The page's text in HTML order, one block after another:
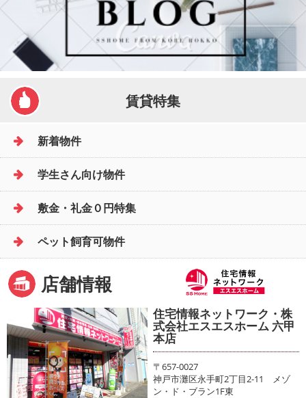
賃貸特集
新着物件
学生さん向け物件
敷金・礼金０円特集
ペット飼育可物件
店舗情報
住宅情報ネットワーク・株
式会社エスエスホーム 六甲
本店
〒657-0027
神戸市灘区永手町2丁目2-11 メゾ
ン・ド・ブラン1F東